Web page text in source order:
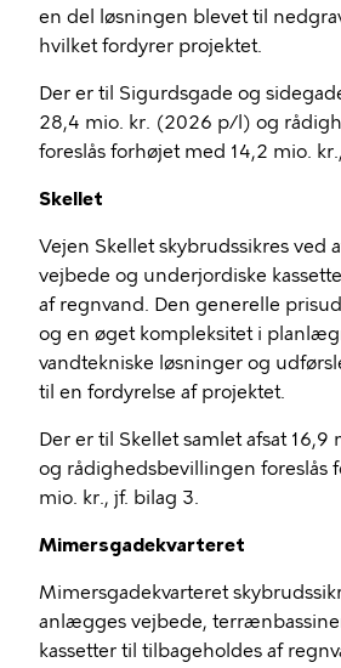
en del løsningen blevet til
hvilket fordyrer projektet.
Der er til Sigurdsgade og
28,4 mio. kr. (2026 p/l) og
foreslås forhøjet med 14,2 mio.
Skellet
Vejen Skellet skybrudssikres ved
vejbede og underjordiske
af regnvand. Den generelle
og en øget kompleksitet i
vandtekniske løsninger og
til en fordyrelse af projektet.
Der er til Skellet samlet afsat
og rådighedsbevillingen foreslås
mio. kr., jf. bilag 3.
Mimersgadekvarteret
Mimersgadekvarteret
anlægges vejbede,
kassetter til tilbageholdes af